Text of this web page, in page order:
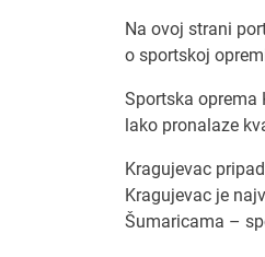
Na ovoj strani
o sportskoj
Sportska oprema
lako pronalaze
Kragujevac
Kragujevac je
Šumaricama –